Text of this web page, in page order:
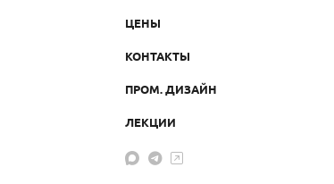
ЦЕНЫ
КОНТАКТЫ
ПРОМ. ДИЗАЙН
ЛЕКЦИИ